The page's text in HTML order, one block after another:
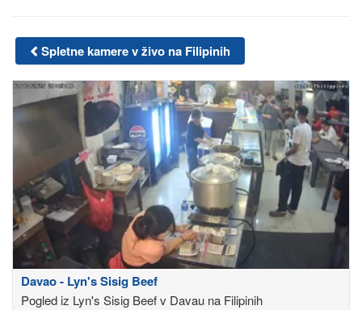
Spletne kamere v živo na Filipinih
Davao - Lyn's Sisig Beef
Pogled iz Lyn's Sisig Beef v Davau na Filipinih